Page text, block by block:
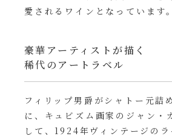
愛されるワインとなっています。
豪華アーティストが描く
稀代のアートラベル
フィリップ男爵がシャトー元詰
に、キュビズム画家のジャン・
して、1924年ヴィンテージの